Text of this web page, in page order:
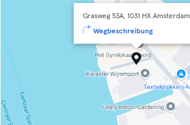
Grasweg 53A, 1031 HX Amsterdam
Wegbeschreibung